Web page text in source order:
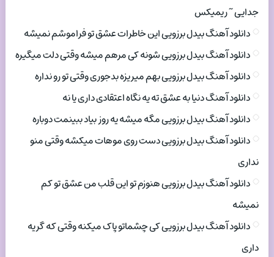
جدایی ~ ریمیکس
دانلود آهنگ بیدل برزویی این خاطرات عشق تو فراموشم نمیشه
دانلود آهنگ بیدل برزویی شونه کی مرهم میشه وقتی دلت میگیره
دانلود آهنگ بیدل برزویی بهم میریزه بدجوری وقتی تو رو نداره
دانلود آهنگ دنیا به عشق ته یه نگاه اعتقادی داری یا نه
دانلود آهنگ بیدل برزویی مگه میشه یه روز بیاد ببینمت دوباره
دانلود آهنگ بیدل برزویی دست روی موهات میکشه وقتی منو
نداری
دانلود آهنگ بیدل برزویی هنوزم تو این قلب من عشق تو کم
نمیشه
دانلود آهنگ بیدل برزویی کی چشماتو پاک میکنه وقتی که گریه
داری